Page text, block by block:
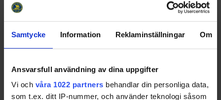
Samtycke Information Reklaminställningar Om
Ansvarsfull användning av dina uppgifter
Vi och våra 1022 partners behandlar din personliga data,
som t.ex. ditt IP-nummer, och använder teknologi såsom
2025-09-
14 15:00
Åmåls
Ishall
Swehockey – Svenska Ishockeyförbundets officiella app
Swehockey ger dig tillgång till nyheter, livebevakning